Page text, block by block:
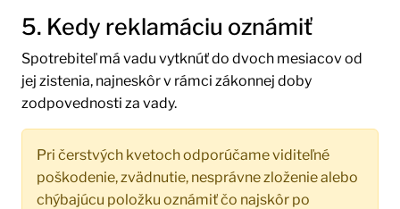
5. Kedy reklamáciu oznámiť
Spotrebiteľ má vadu vytknúť do dvoch mesiacov od
jej zistenia, najneskôr v rámci zákonnej doby
zodpovednosti za vady.
Pri čerstvých kvetoch odporúčame viditeľné
poškodenie, zvädnutie, nesprávne zloženie alebo
chýbajúcu položku oznámiť čo najskôr po